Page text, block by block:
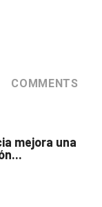
COMMENTS
mejora una